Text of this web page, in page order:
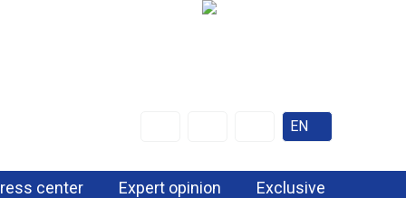
EN
center Expert opinion
Exclusive